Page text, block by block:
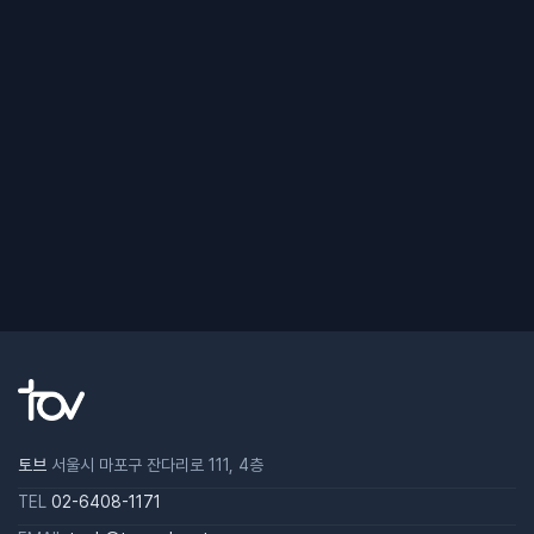
토브 서울시 마포구 잔다리로 111, 4층
TEL 02-6408-1171